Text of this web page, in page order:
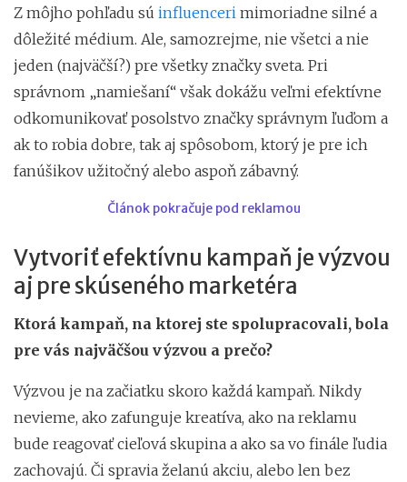
Z môjho pohľadu sú influenceri mimoriadne silné a
dôležité médium. Ale, samozrejme, nie všetci a nie
jeden (najväčší?) pre všetky značky sveta. Pri
správnom „namiešaní“ však dokážu veľmi efektívne
odkomunikovať posolstvo značky správnym ľuďom a
ak to robia dobre, tak aj spôsobom, ktorý je pre ich
fanúšikov užitočný alebo aspoň zábavný.
Článok pokračuje pod reklamou
Vytvoriť efektívnu kampaň je výzvou
aj pre skúseného marketéra
Ktorá kampaň, na ktorej ste spolupracovali, bola
pre vás najväčšou výzvou a prečo?
Výzvou je na začiatku skoro každá kampaň. Nikdy
nevieme, ako zafunguje kreatíva, ako na reklamu
bude reagovať cieľová skupina a ako sa vo finále ľudia
zachovajú. Či spravia želanú akciu, alebo len bez